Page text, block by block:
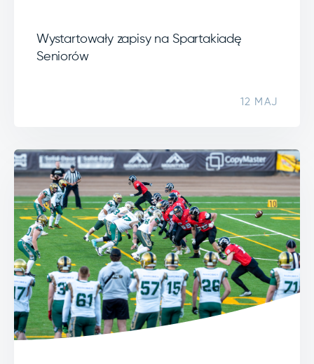
Wystartowały zapisy na Spartakiadę
Seniorów
12 MAJ